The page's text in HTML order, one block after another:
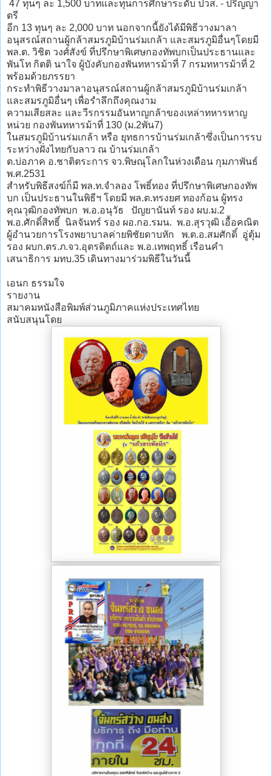
47 ทุนๆ ละ 1,500 บาทและทุนการศึกษาระดับ ปวส. - ปริญญา
ตรี
อีก 13 ทุนๆ ละ 2,000 บาท นอกจากนี้ยังได้มีพิธีวางมาลา
อนุสรณ์สถานผู้กล้าสมรภูมิบ้านร่มเกล้า และสมรภูมิอื่นๆโดยมี
พล.ต. วิชิต วงศ์สังข์ ที่ปรึกษาพิเศษกองทัพบกเป็นประธานและ
พันโท กิตติ นาใจ ผู้บังคับกองพันทหารม้าที่ 7 กรมทหารม้าที่ 2
พร้อมด้วยภรรยา
กระทำพิธีวางมาลาอนุสรณ์สถานผู้กล้าสมรภูมิบ้านร่มเกล้า
และสมรภูมิอื่นๆ เพื่อรำลึกถึงคุณงาม
ความเสียสละ และวีรกรรมอันหาญกล้าของเหล่าทหารหาญ
หน่วย กองพันทหารม้าที่ 130 (ม.2พัน7)
ในสมรภูมิบ้านร่มเกล้า หรือ ยุทธการบ้านร่มเกล้าซึ่งเป็นการรบ
ระหว่างฝั่งไทยกับลาว ณ บ้านร่มเกล้า
ต.บ่อภาค อ.ชาติตระการ จว.พิษณุโลกในห่วงเดือน กุมภาพันธ์
พ.ศ.2531
สำหรับพิธีสงฆ์ก็มี พล.ท.จำลอง โพธิ์ทอง ที่ปรึกษาพิเศษกองทัพ
บก เป็นประธานในพิธีฯ โดยมี พล.ต.ทรงยศ ทองก้อน ผู้ทรง
คุณวุฒิกองทัพบก พ.อ.อนุวัธ ปัญยานันท์ รอง ผบ.ม.2
พ.อ.ศักดิ์สิทธิ์ นิลจันทร์ รอง ผอ.กอ.รมน. พ.อ.สุรวุฒิ เอื้อคณิต
ผู้อำนวยการโรงพยาบาลค่ายพิชัยดาบหัก พ.ต.อ.สมศักดิ์ อู่ตุ้ม
รอง ผบก.ตร.ภ.จว.อุตรดิตถ์และ พ.อ.เทพฤทธิ์ เรือนคำ
เสนาธิการ มทบ.35 เดินทางมาร่วมพิธีในวันนี้
เอนก ธรรมใจ
รายงาน
สมาคมหนังสือพิมพ์ส่วนภูมิภาคแห่งประเทศไทย
สนับสนุนโดย